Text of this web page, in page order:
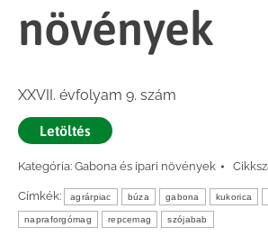
növények
XXVII. évfolyam 9. szám
Letöltés
Kategória: Gabona és ipari növények
Címkék: agrárpiac búza gabona kukorica
napraforgómag repcemag szójabab